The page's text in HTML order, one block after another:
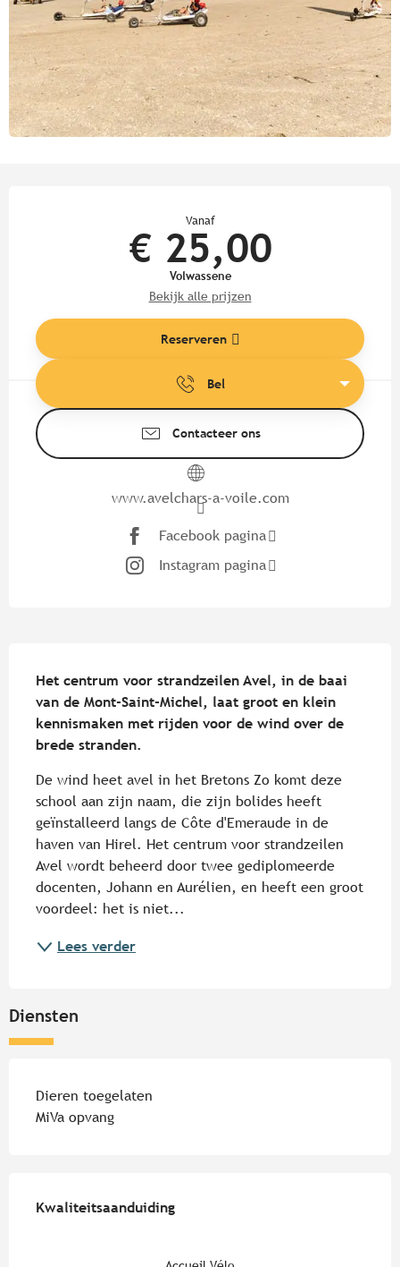
Vanaf
€ 25,00
Volwassene
Bekijk alle prijzen
Reserveren
Bel
Contacteer ons
www.avelchars-a-voile.com
Facebook pagina
Instagram pagina
Het centrum voor strandzeilen Avel, in de baai
van de Mont-Saint-Michel, laat groot en klein
kennismaken met rijden voor de wind over de
brede stranden.
De wind heet avel in het Bretons Zo komt deze
school aan zijn naam, die zijn bolides heeft
geïnstalleerd langs de Côte d'Emeraude in de
haven van Hirel. Het centrum voor strandzeilen
Avel wordt beheerd door twee gediplomeerde
docenten, Johann en Aurélien, en heeft een groot
voordeel: het is niet...
Lees verder
Diensten
Dieren toegelaten
MiVa opvang
Kwaliteitsaanduiding
Kwaliteitsaanduiding